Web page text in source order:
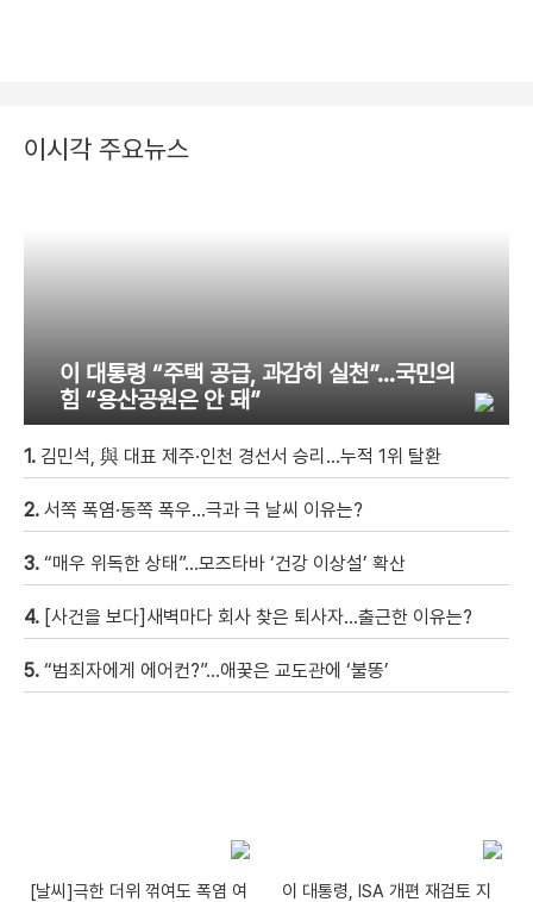
이시각 주요뉴스
이 대통령 “주택 공급, 과감히 실천”…국민의
힘 “용산공원은 안 돼”
1. 김민석, 與 대표 제주·인천 경선서 승리…누적 1위 탈환
2. 서쪽 폭염·동쪽 폭우…극과 극 날씨 이유는?
3. “매우 위독한 상태”…모즈타바 ‘건강 이상설’ 확산
4. [사건을 보다]새벽마다 회사 찾은 퇴사자…출근한 이유는?
5. “범죄자에게 에어컨?”…애꿎은 교도관에 ‘불똥’
[날씨]극한 더위 꺾여도 폭염 여
이 대통령, ISA 개편 재검토 지